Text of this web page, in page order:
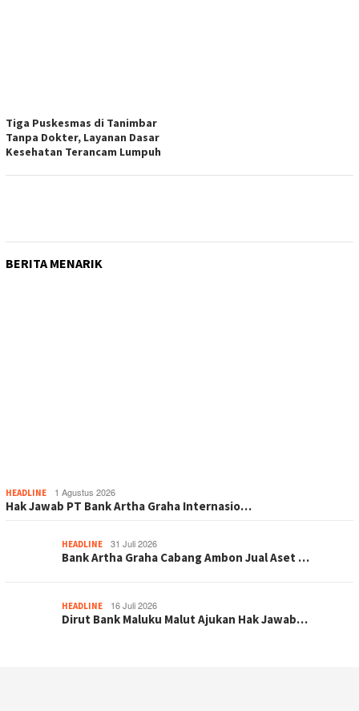
Tiga Puskesmas di Tanimbar
Tanpa Dokter, Layanan Dasar
Kesehatan Terancam Lumpuh
BERITA MENARIK
HEADLINE 1 Agustus 2026
Hak Jawab PT Bank Artha Graha Internasio…
HEADLINE 31 Juli 2026
Bank Artha Graha Cabang Ambon Jual Aset …
HEADLINE 16 Juli 2026
Dirut Bank Maluku Malut Ajukan Hak Jawab…